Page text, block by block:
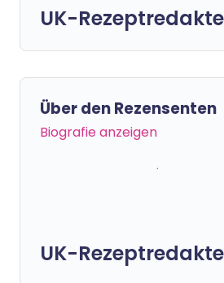
UK-
Über den Rezensenten
Biografie anzeigen
UK-